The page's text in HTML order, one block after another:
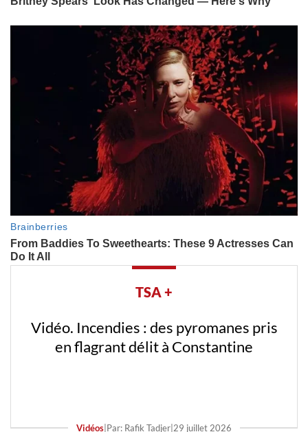
TSA +
Vidéo. Incendies : des pyromanes pris
en flagrant délit à Constantine
Vidéos Par: Rafik Tadjer 29 juillet 2026